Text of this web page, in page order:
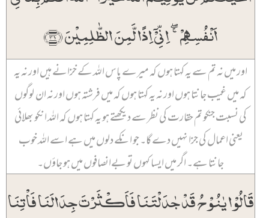
اَنۡفُسِہِمۡ ۚۖ اِنِّیۡۤ اِذًا لَّمِنَ الظّٰلِمِیۡنَ ﴿۳۱﴾
اور میں نہ تم سے یہ کہتا ہوں کہ میرے پاس اللہ کے خزانے ہیں اور نہ یہ
کہ میں غیب جانتا ہوں اور نہ یہ کہتا ہوں کہ میں فرشتہ ہوں اور نہ ان لوگوں
کی نسبت جنکو تم حقارت کی نظر سے دیکھتے ہو یہ کہتا ہوں کہ اللہ انکو بھلائی
یعنی اعمال کی جزا نہیں دے گا۔ جو انکے دلوں میں ہے اسے اللہ خوب
جانتا ہے۔ اگر میں ایسا کہوں تو بےانصافوں میں ہو جاؤں۔
قَالُوۡا یٰنُوۡحُ قَدۡ جٰدَلۡتَنَا فَاَکۡثَرۡتَ جِدَالَنَا فَاۡتِنَا